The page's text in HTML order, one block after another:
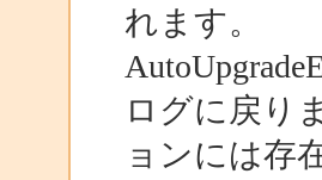
れます。
ログに戻り
ョンには存